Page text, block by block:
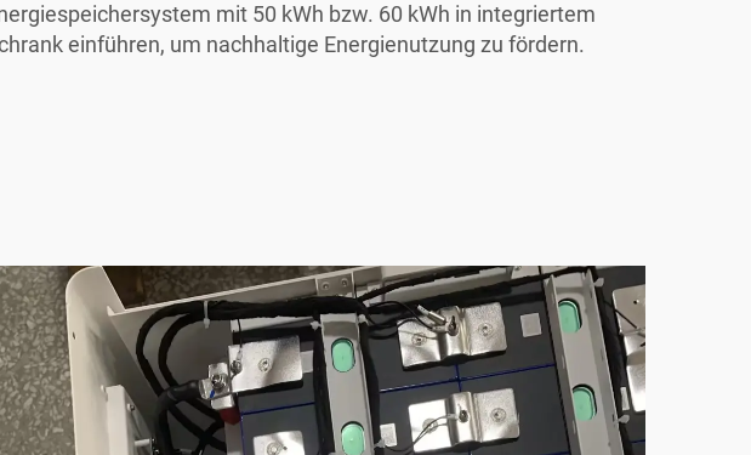
mit 50 kWh bzw. 60 kWh in integriertem
einführen, um nachhaltige Energienutzung zu fördern.